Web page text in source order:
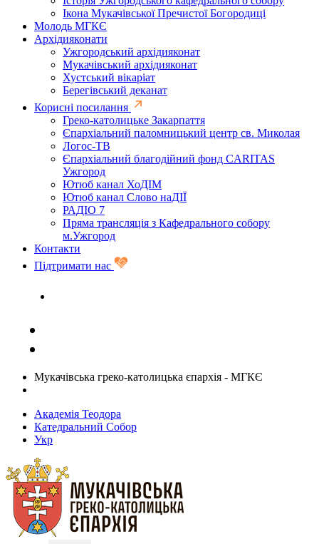
Ікона Мукачівської Пречистої Богородиці
Молодь МГКЄ
Архідияконати
Ужгородський архідияконат
Мукачівський архідияконат
Хустський вікаріат
Берегівський деканат
Корисні посилання
Греко-католицьке Закарпаття
Єпархіальний паломницький центр св. Миколая
Логос-ТВ
Єпархіальний благодійний фонд CARITAS
Ужгород
Ютюб канал ХоДІМ
Ютюб канал Слово наДІЇ
РАДІО 7
Пряма трансляція з Кафедрального собору
м.Ужгород
Контакти
Підтримати нас
Мукачівська греко-католицька єпархія - МГКЄ
Академія Теодора
Катедральний Собор
Укр